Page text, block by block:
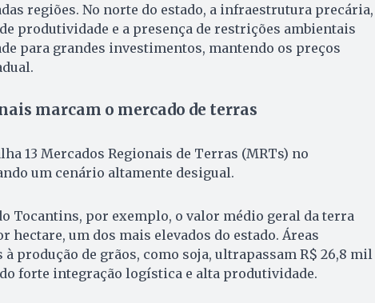
regiões. No norte do estado, a infraestrutura precária,
produtividade e a presença de restrições ambientais
para grandes investimentos, mantendo os preços
marcam o mercado de terras
13 Mercados Regionais de Terras (MRTs) no
um cenário altamente desigual.
Tocantins, por exemplo, o valor médio geral da terra
hectare, um dos mais elevados do estado. Áreas
produção de grãos, como soja, ultrapassam R$ 26,8 mil
forte integração logística e alta produtividade.